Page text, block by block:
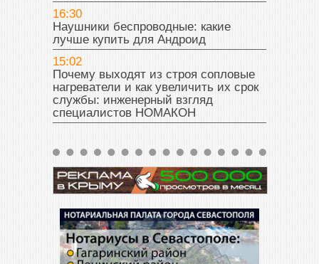
16:30
Наушники беспроводные: какие
лучше купить для Андроид
15:02
Почему выходят из строя сопловые
нагреватели и как увеличить их срок
службы: инженерный взгляд
специалистов НОМАКОН